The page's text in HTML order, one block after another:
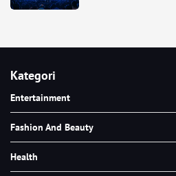
Kategori
Entertainment
Fashion And Beauty
Health